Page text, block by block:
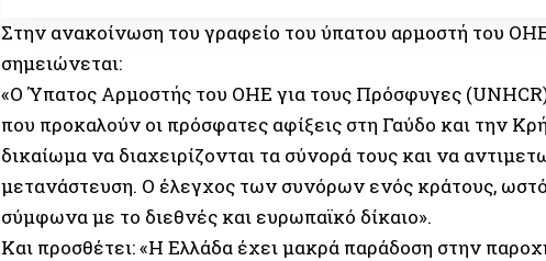
Στην ανακοίνωση του γραφείο του ύπατου αρμοστή του
σημειώνεται:
«Ο Ύπατος Αρμοστής του ΟΗΕ για τους Πρόσφυγες
που προκαλούν οι πρόσφατες αφίξεις στη Γαύδο και την
δικαίωμα να διαχειρίζονται τα σύνορά τους και να
μετανάστευση. Ο έλεγχος των συνόρων ενός κράτους,
σύμφωνα με το διεθνές και ευρωπαϊκό δίκαιο».
Και προσθέτει: «Η Ελλάδα έχει μακρά παράδοση στην